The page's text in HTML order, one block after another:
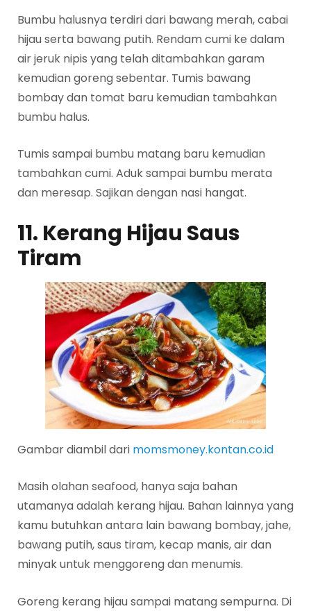
Bumbu halusnya terdiri dari bawang merah, cabai
hijau serta bawang putih. Rendam cumi ke dalam
air jeruk nipis yang telah ditambahkan garam
kemudian goreng sebentar. Tumis bawang
bombay dan tomat baru kemudian tambahkan
bumbu halus.
Tumis sampai bumbu matang baru kemudian
tambahkan cumi. Aduk sampai bumbu merata
dan meresap. Sajikan dengan nasi hangat.
11. Kerang Hijau Saus
Tiram
Gambar diambil dari momsmoney.kontan.co.id
Masih olahan seafood, hanya saja bahan
utamanya adalah kerang hijau. Bahan lainnya yang
kamu butuhkan antara lain bawang bombay, jahe,
bawang putih, saus tiram, kecap manis, air dan
minyak untuk menggoreng dan menumis.
Goreng kerang hijau sampai matang sempurna. Di